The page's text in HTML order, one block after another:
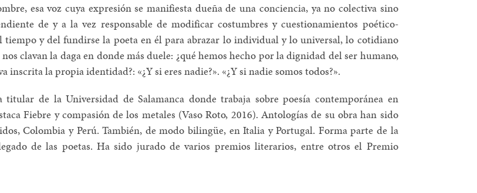
esa voz cuya expresión se manifiesta dueña de una conciencia, ya no colectiva sino
de y a la vez responsable de modificar costumbres y cuestionamientos poético-
y del fundirse la poeta en él para abrazar lo individual y lo universal, lo cotidiano
clavan la daga en donde más duele: ¿qué hemos hecho por la dignidad del ser humano,
la propia identidad?: «¿Y si eres nadie?». «¿Y si nadie somos todos?».
de la Universidad de Salamanca donde trabaja sobre poesía contemporánea en
Fiebre y compasión de los metales (Vaso Roto, 2016). Antologías de su obra han sido
Colombia y Perú. También, de modo bilingüe, en Italia y Portugal. Forma parte de la
de las poetas. Ha sido jurado de varios premios literarios, entre otros el Premio